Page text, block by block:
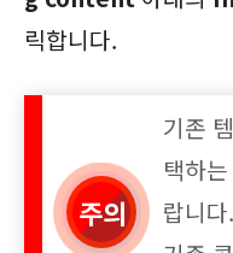
릭합니다.
기존
택하
랍니